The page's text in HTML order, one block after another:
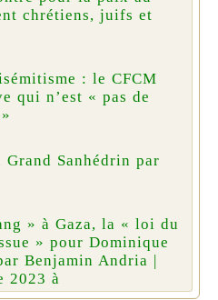
chrétiens, juifs et
: le CFCM
qui n’est « pas de
Grand Sanhédrin par
» à Gaza, la « loi du
» pour Dominique
Benjamin Andria |
2023 à